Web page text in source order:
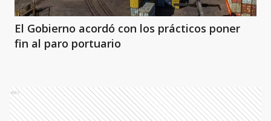
El Gobierno acordó con los prácticos poner
fin al paro portuario
Ads